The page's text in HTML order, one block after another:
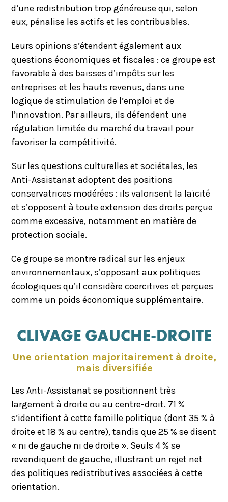
d’une redistribution trop généreuse qui, selon
eux, pénalise les actifs et les contribuables.
Leurs opinions s’étendent également aux
questions économiques et fiscales : ce groupe est
favorable à des baisses d’impôts sur les
entreprises et les hauts revenus, dans une
logique de stimulation de l’emploi et de
l’innovation. Par ailleurs, ils défendent une
régulation limitée du marché du travail pour
favoriser la compétitivité.
Sur les questions culturelles et sociétales, les
Anti-Assistanat adoptent des positions
conservatrices modérées : ils valorisent la laïcité
et s’opposent à toute extension des droits perçue
comme excessive, notamment en matière de
protection sociale.
Ce groupe se montre radical sur les enjeux
environnementaux, s’opposant aux politiques
écologiques qu’il considère coercitives et perçues
comme un poids économique supplémentaire.
CLIVAGE GAUCHE-DROITE
Une orientation majoritairement à droite,
mais diversifiée
Les Anti-Assistanat se positionnent très
largement à droite ou au centre-droit. 71 %
s’identifient à cette famille politique (dont 35 % à
droite et 18 % au centre), tandis que 25 % se disent
« ni de gauche ni de droite ». Seuls 4 % se
revendiquent de gauche, illustrant un rejet net
des politiques redistributives associées à cette
orientation.